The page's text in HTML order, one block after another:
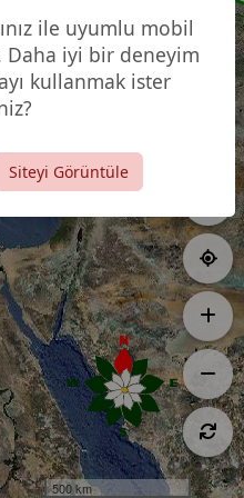
63
26
27
500 km
ile uyumlu mobil
Daha iyi bir deneyim
kullanmak ister
Siteyi Görüntüle